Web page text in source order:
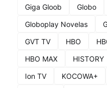
Giga Gloob
Globo
Globoplay Novelas
GVT TV
HBO
HBO MAX
HISTORY
Ion TV
KOCOWA+